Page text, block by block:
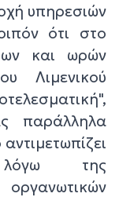
υπηρεσιών
ότι στο
και ωρών
Λιμενικού
παράλληλα
της